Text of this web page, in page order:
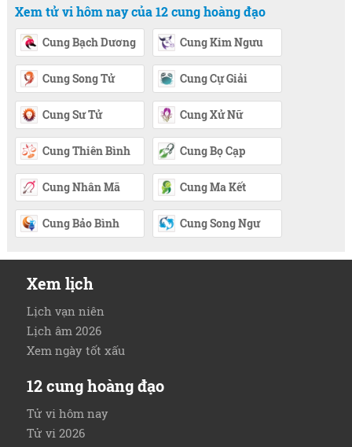
Xem tử vi hôm nay của 12 cung hoàng đạo
Cung Bạch Dương Cung Kim Ngưu
Cung Song Tử Cung Cự Giải
Cung Sư Tử Cung Xử Nữ
Cung Thiên Bình Cung Bọ Cạp
Cung Nhân Mã Cung Ma Kết
Cung Bảo Bình Cung Song Ngư
Xem lịch
Lịch vạn niên
Lịch âm 2026
Xem ngày tốt xấu
12 cung hoàng đạo
Tử vi hôm nay
Tử vi 2026